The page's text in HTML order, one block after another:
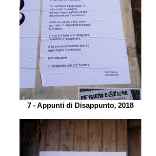
7 - Appunti di Disappunto, 2018